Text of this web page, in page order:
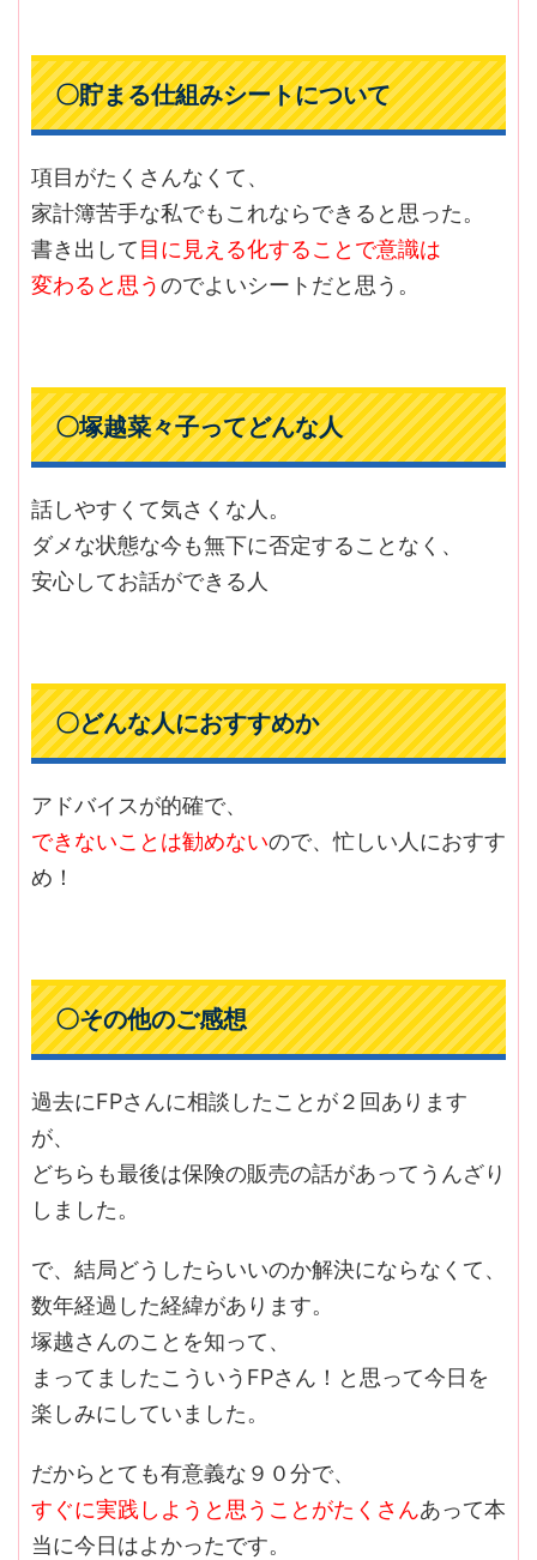
〇貯まる仕組みシートについて
項目がたくさんなくて、
家計簿苦手な私でもこれならできると思った。
書き出して目に見える化することで意識は
変わると思うのでよいシートだと思う。
〇塚越菜々子ってどんな人
話しやすくて気さくな人。
ダメな状態な今も無下に否定することなく、
安心してお話ができる人
〇どんな人におすすめか
アドバイスが的確で、
できないことは勧めないので、忙しい人におすす
め！
〇その他のご感想
過去にFPさんに相談したことが２回あります
が、
どちらも最後は保険の販売の話があってうんざり
しました。
で、結局どうしたらいいのか解決にならなくて、
数年経過した経緯があります。
塚越さんのことを知って、
まってましたこういうFPさん！と思って今日を
楽しみにしていました。
だからとても有意義な９０分で、
すぐに実践しようと思うことがたくさんあって本
当に今日はよかったです。